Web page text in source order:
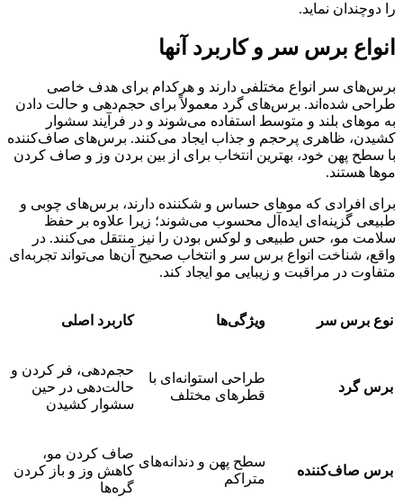
را دوچندان نماید.
انواع برس سر و کاربرد آنها
برس‌های سر انواع مختلفی دارند و هرکدام برای هدف خاصی
طراحی شده‌اند. برس‌های گرد معمولاً برای حجم‌دهی و حالت دادن
به موهای بلند و متوسط استفاده می‌شوند و در فرآیند سشوار
کشیدن، ظاهری پرحجم و جذاب ایجاد می‌کنند. برس‌های صاف‌کننده
با سطح پهن خود، بهترین انتخاب برای از بین بردن وز و صاف کردن
موها هستند.
برای افرادی که موهای حساس و شکننده دارند، برس‌های چوبی و
طبیعی گزینه‌ای ایده‌آل محسوب می‌شوند؛ زیرا علاوه بر حفظ
سلامت مو، حس طبیعی و لوکس بودن را نیز منتقل می‌کنند. در
واقع، شناخت انواع برس سر و انتخاب صحیح آن‌ها می‌تواند تجربه‌ای
متفاوت در مراقبت و زیبایی مو ایجاد کند.
نوع برس سر ویژگی‌ها کاربرد اصلی
برس گرد
طراحی استوانه‌ای با
قطرهای مختلف
حجم‌دهی، فر کردن و
حالت‌دهی در حین
سشوار کشیدن
برس صاف‌کننده
سطح پهن و دندانه‌های
متراکم
صاف کردن مو،
کاهش وز و باز کردن
گره‌ها